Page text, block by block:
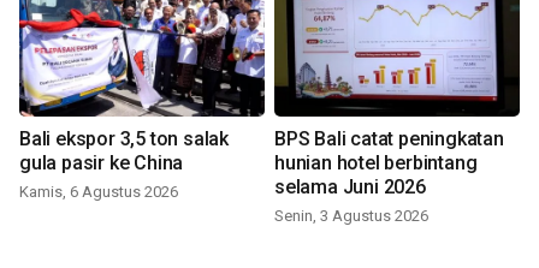
Bali ekspor 3,5 ton salak
gula pasir ke China
Kamis, 6 Agustus 2026
BPS Bali catat peningkatan
hunian hotel berbintang
selama Juni 2026
Senin, 3 Agustus 2026